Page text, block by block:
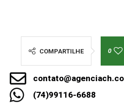
COMPARTILHE 0
(74)99116-6688